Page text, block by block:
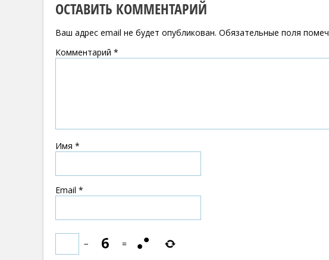
ОСТАВИТЬ КОММЕНТАРИЙ
Ваш адрес email не будет опубликован. Обязательные поля
Комментарий *
Имя *
Email *
− =